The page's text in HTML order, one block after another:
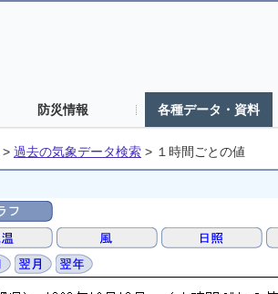
防災情報 各種データ・資料
> 過去の気象データ検索 > １時間ごとの値